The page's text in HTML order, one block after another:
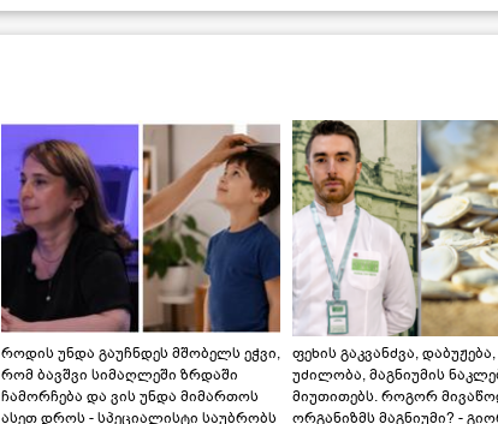
როდის უნდა გაუჩნდეს მშობელს ეჭვი,
რომ ბავშვი სიმაღლეში ზრდაში
ჩამორჩება და ვის უნდა მიმართოს
ასეთ დროს - სპეციალისტი საუბრობს
ფეხის გაკვანძვა, დაბუჟება,
უძილობა, მაგნიუმის
მიუთითებს. როგორ
ორგანიზმს მაგნიუმი? -